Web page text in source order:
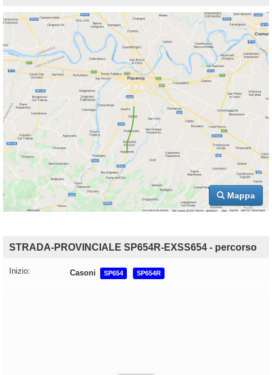
Mappa
STRADA-PROVINCIALE SP654R-EXSS654 - percorso
Inizio: Casoni SP654 SP654R